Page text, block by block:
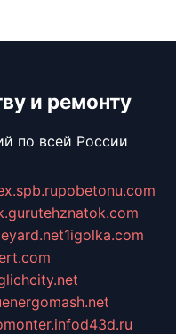
и ремонту
по всей России
pobetonu.com
tehznatok.com
1igolka.com
energomash.net
d43d.ru